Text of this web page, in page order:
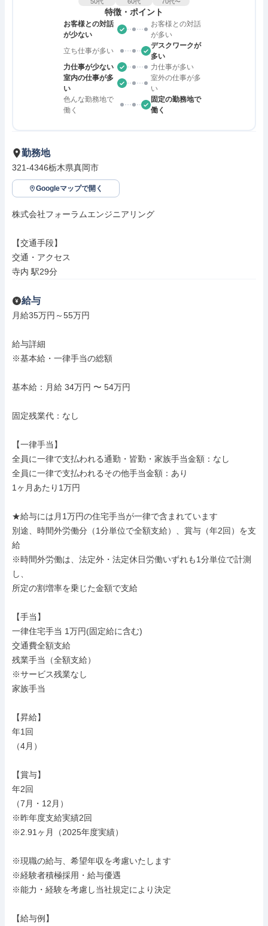
代 代 代〜
特徴・ポイント
お客様との対話
が少ない
お客様との対話
が多い
立ち仕事が多い
デスクワークが
多い
力仕事が少ない
力仕事が多い
室内の仕事が多
い
室外の仕事が多
い
色んな勤務地で
働く
固定の勤務地で
働く
勤務地
321-4346栃木県真岡市
Googleマップで開く
株式会社フォーラムエンジニアリング
【交通手段】
交通・アクセス
寺内 駅29分
給与
月給35万円～55万円
給与詳細
※基本給・一律手当の総額
基本給：月給 34万円 〜 54万円
固定残業代：なし
【一律手当】
全員に一律で支払われる通勤・皆勤・家族手当金額：なし
全員に一律で支払われるその他手当金額：あり
1ヶ月あたり1万円
★給与には月1万円の住宅手当が一律で含まれています
別途、時間外労働分（1分単位で全額支給）、賞与（年2回）を支
給
※時間外労働は、法定外・法定休日労働いずれも1分単位で計測
し、
所定の割増率を乗じた金額で支給
【手当】
一律住宅手当 1万円(固定給に含む)
交通費全額支給
残業手当（全額支給）
※サービス残業なし
家族手当
【昇給】
年1回
（4月）
【賞与】
年2回
（7月・12月）
※昨年度支給実績2回
※2.91ヶ月（2025年度実績）
※現職の給与、希望年収を考慮いたします
※経験者積極採用・給与優遇
※能力・経験を考慮し当社規定により決定
【給与例】